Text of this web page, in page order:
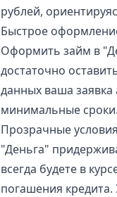
рублей,
Быстрое
Оформить займ в
достаточно
данных ваша
минимальные сроки.
Прозрачные условия
"Деньга"
всегда будете в
погашения кредита.